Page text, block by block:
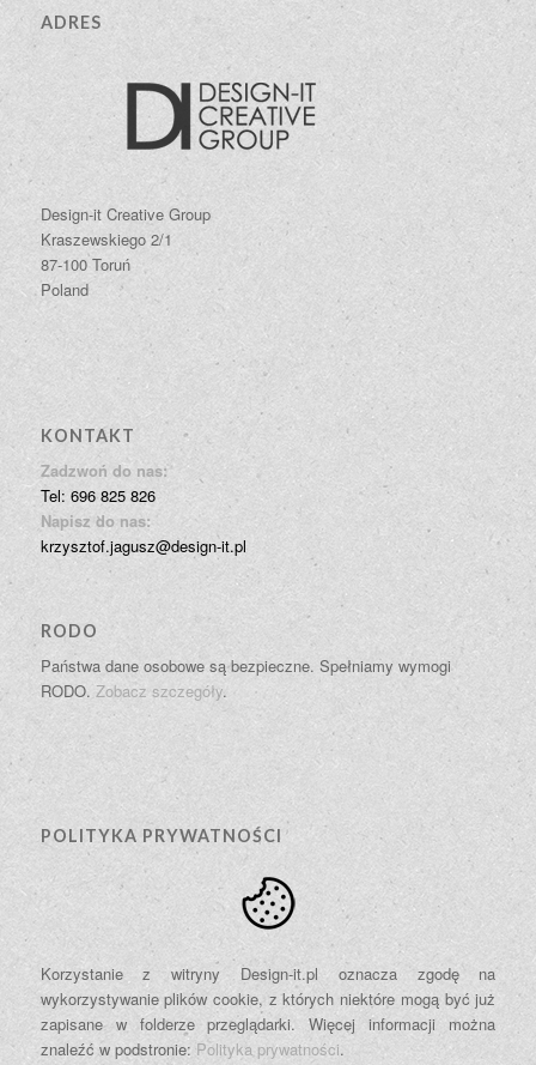
ADRES
Design-it Creative Group
Kraszewskiego 2/1
87-100 Toruń
Poland
KONTAKT
Zadzwoń do nas:
Tel: 696 825 826
Napisz do nas:
krzysztof.jagusz@design-it.pl
RODO
Państwa dane osobowe są bezpieczne. Spełniamy wymogi
RODO. Zobacz szczegóły.
POLITYKA PRYWATNOŚCI
Korzystanie z witryny Design-it.pl oznacza zgodę na
wykorzystywanie plików cookie, z których niektóre mogą być już
zapisane w folderze przeglądarki. Więcej informacji można
znaleźć w podstronie:Polityka prywatności.